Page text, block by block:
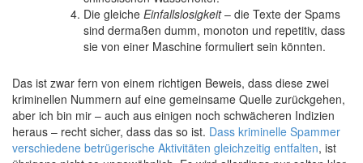
Die gleiche Einfallslosigkeit– die Texte der Spams
sind dermaßen dumm, monoton und repetitiv, dass
sie von einer Maschine formuliert sein könnten.
Das ist zwar fern von einem richtigen Beweis, dass diese zwei
kriminellen Nummern auf eine gemeinsame Quelle zurückgehen,
aber ich bin mir – auch aus einigen noch schwächeren Indizien
heraus – recht sicher, dass das so ist. Dass kriminelle Spammer
verschiedene betrügerische Aktivitäten gleichzeitig entfalten, ist